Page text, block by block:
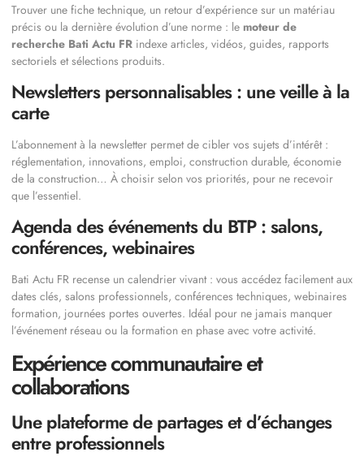
Trouver une fiche technique, un retour d’expérience sur un matériau
précis ou la dernière évolution d’une norme : le moteur de
recherche Bati Actu FR indexe articles, vidéos, guides, rapports
sectoriels et sélections produits.
Newsletters personnalisables : une veille à la
carte
L’abonnement à la newsletter permet de cibler vos sujets d’intérêt :
réglementation, innovations, emploi, construction durable, économie
de la construction… À choisir selon vos priorités, pour ne recevoir
que l’essentiel.
Agenda des événements du BTP : salons,
conférences, webinaires
Bati Actu FR recense un calendrier vivant : vous accédez facilement aux
dates clés, salons professionnels, conférences techniques, webinaires
formation, journées portes ouvertes. Idéal pour ne jamais manquer
l’événement réseau ou la formation en phase avec votre activité.
Expérience communautaire et
collaborations
Une plateforme de partages et d’échanges
entre professionnels